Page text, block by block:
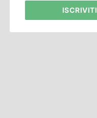
ISCRIVITI